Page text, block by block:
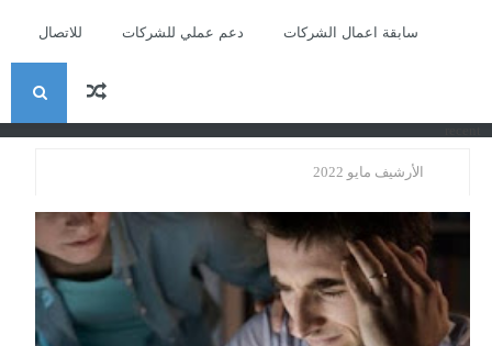
سابقة اعمال الشركات دعم عملي للشركات للاتصال
ا
الأرشيف مايو 2022